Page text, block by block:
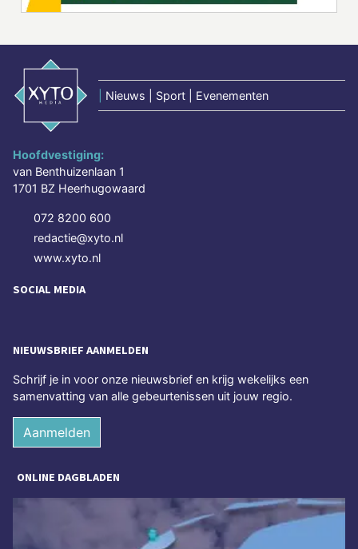
Nieuws | Sport | Evenementen
Hoofdvestiging:
van Benthuizenlaan 1
1701 BZ Heerhugowaard
072 8200 600
redactie@xyto.nl
www.xyto.nl
SOCIAL MEDIA
NIEUWSBRIEF AANMELDEN
Schrijf je in voor onze nieuwsbrief en krijg wekelijks een
samenvatting van alle gebeurtenissen uit jouw regio.
Aanmelden
ONLINE DAGBLADEN